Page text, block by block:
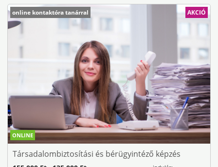
ONLINE
online kontaktóra tanárral AKCIÓ
Társadalombiztosítási és bérügyintéző képzés